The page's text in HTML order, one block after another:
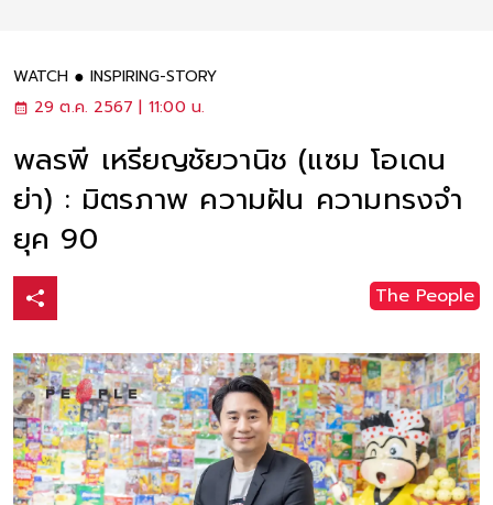
WATCH
INSPIRING-STORY
29 ต.ค. 2567 | 11:00 น.
พลรพี เหรียญชัยวานิช (แซม โอเดน
ย่า) : มิตรภาพ ความฝัน ความทรงจำ
ยุค 90
The People